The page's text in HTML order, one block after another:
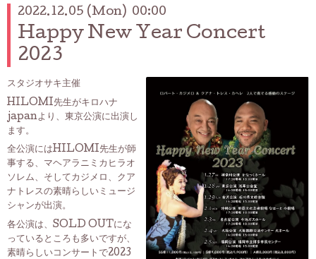
2022.12.05 (Mon) 00:00
Happy New Year Concert
2023
スタジオサキ主催
HILOMI先生がキロハナ
japanより、東京公演に出演し
ます。
全公演にはHILOMI先生が師
事する、マヘアラニミカヒラオ
ソレム、そしてカジメロ、クア
ナトレスの素晴らしいミュージ
シャンが出演。
各公演は、SOLD OUTにな
っているところも多いですが、
素晴らしいコンサートで2023